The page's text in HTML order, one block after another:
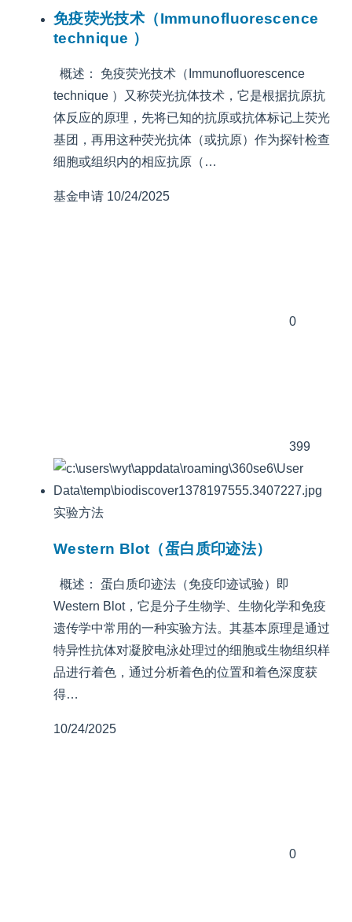
免疫荧光技术（Immunofluorescence
technique ）
概述： 免疫荧光技术（Immunofluorescence
technique ）又称荧光抗体技术，它是根据抗原抗
体反应的原理，先将已知的抗原或抗体标记上荧光
基团，再用这种荧光抗体（或抗原）作为探针检查
细胞或组织内的相应抗原（…
基金申请 10/24/2025
0
399
实验方法
Western Blot（蛋白质印迹法）
概述： 蛋白质印迹法（免疫印迹试验）即
Western Blot，它是分子生物学、生物化学和免疫
遗传学中常用的一种实验方法。其基本原理是通过
特异性抗体对凝胶电泳处理过的细胞或生物组织样
品进行着色，通过分析着色的位置和着色深度获
得…
10/24/2025
0